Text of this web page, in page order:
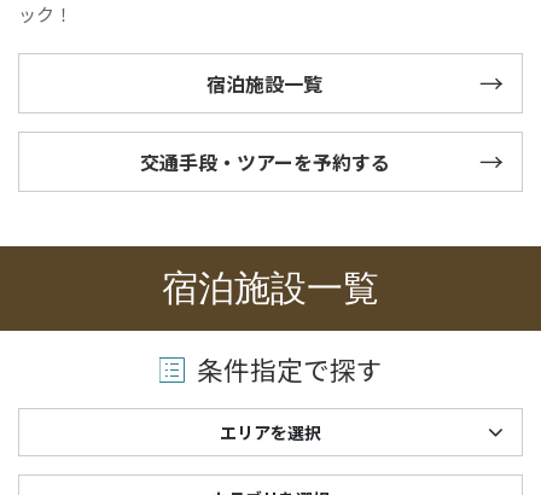
ック！
宿泊施設一覧
交通手段・ツアーを予約する
宿泊施設一覧
条件指定で探す
エリアを選択